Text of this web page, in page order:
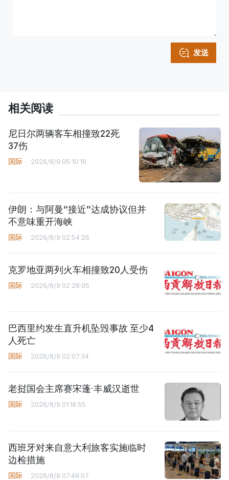
发送
相关阅读
尼日尔两辆客车相撞致22死
37伤
国际 2026/8/9 05:10:16
伊朗：与阿曼“接近”达成协议但并
不意味重开海峡
国际 2026/8/9 02:54:26
克罗地亚两列火车相撞致20人受伤
国际 2026/8/9 02:28:05
巴西里约发生直升机坠毁事故 至少4
人死亡
国际 2026/8/9 02:07:34
老挝国会主席赛宋蓬·丰威汉逝世
国际 2026/8/9 01:18:55
西班牙对来自意大利旅客实施临时
边检措施
国际 2026/8/8 07:49:07